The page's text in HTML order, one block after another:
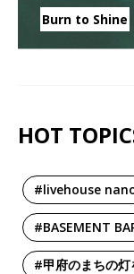
Burn to Shine
HOT
#livehouse
#BASEMENT
#甲府のまちの灯